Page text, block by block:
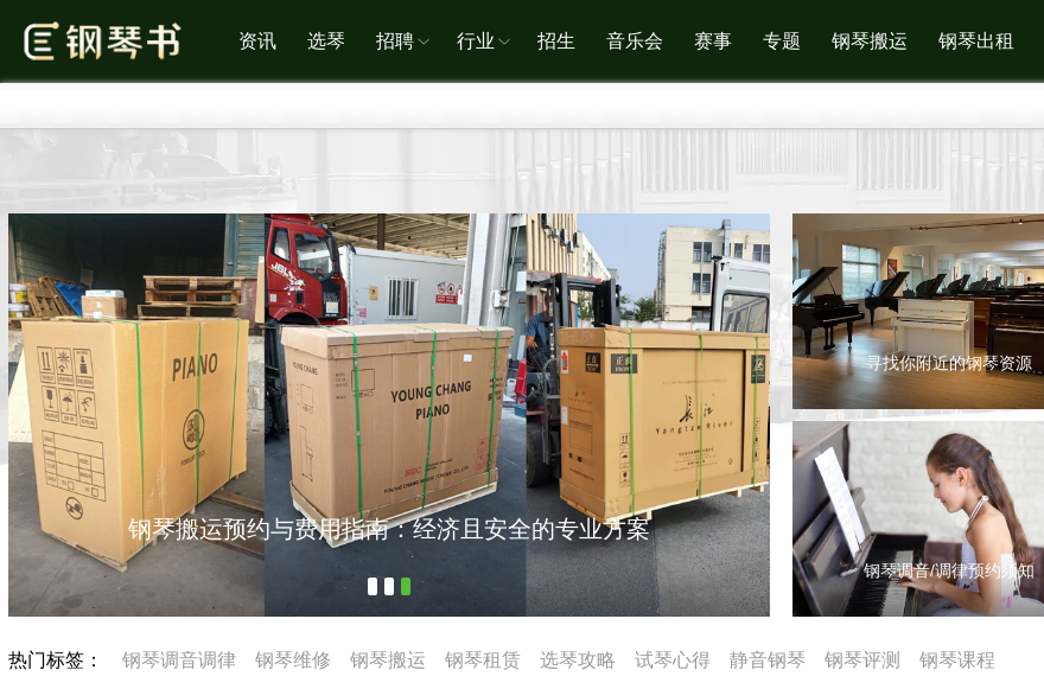
资讯 选琴 招聘 行业 招生 音乐会 赛事 专题 钢琴搬运 钢琴出租
钢琴搬运预约与费用指南：经济且安全的专业方案
寻找你附近的钢琴资源
钢琴调音/调律预约须知
热门标签： 钢琴调音调律 钢琴维修 钢琴搬运 钢琴租赁 选琴攻略 试琴心得 静音钢琴 钢琴评测
钢琴课程